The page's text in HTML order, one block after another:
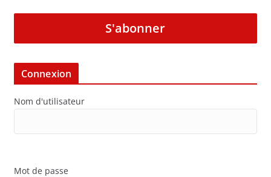
S'abonner
Connexion
Nom d'utilisateur
Mot de passe